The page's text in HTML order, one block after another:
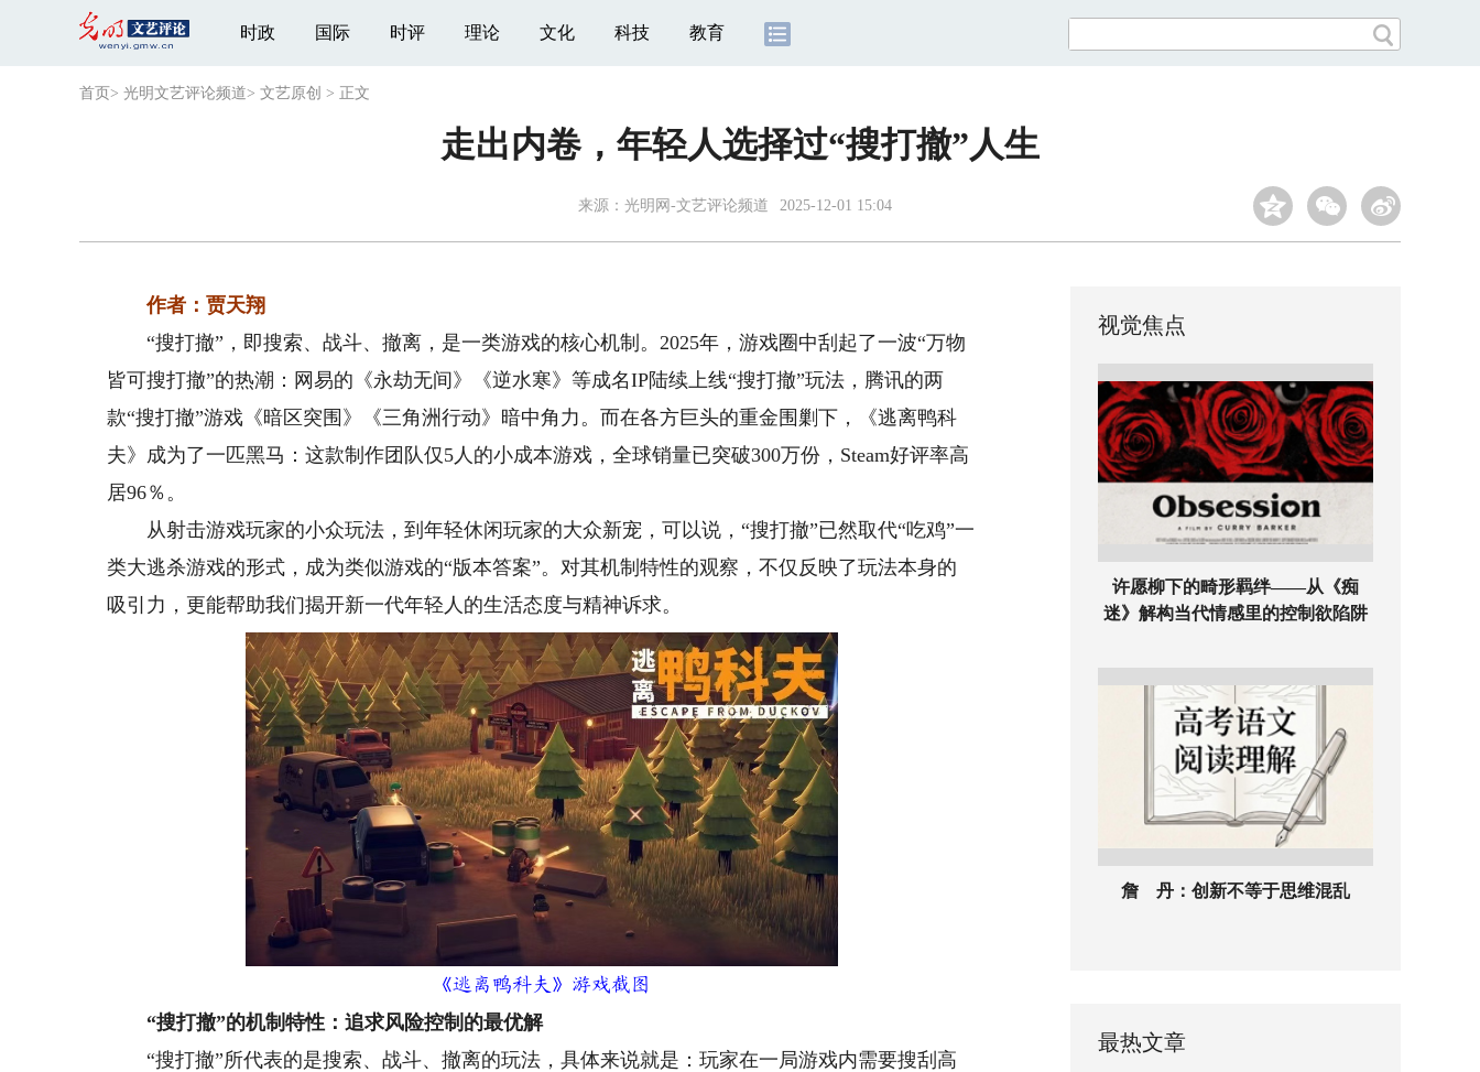
时政 国际 时评 理论 文化 科技 教育
首页 > 光明文艺评论频道> 文艺原创 > 正文
走出内卷，年轻人选择过“搜打撤”人生
来源： 光明网-文艺评论频道 2025-12-01 15:04
作者：贾天翔
“搜打撤”，即搜索、战斗、撤离，是一类游戏的核心机制。2025年，游戏圈中刮起了一波“万物
皆可搜打撤”的热潮：网易的《永劫无间》《逆水寒》等成名IP陆续上线“搜打撤”玩法，腾讯的两
款“搜打撤”游戏《暗区突围》《三角洲行动》暗中角力。而在各方巨头的重金围剿下，《逃离鸭科
夫》成为了一匹黑马：这款制作团队仅5人的小成本游戏，全球销量已突破300万份，Steam好评率高
居96％。
从射击游戏玩家的小众玩法，到年轻休闲玩家的大众新宠，可以说，“搜打撤”已然取代“吃鸡”一
类大逃杀游戏的形式，成为类似游戏的“版本答案”。对其机制特性的观察，不仅反映了玩法本身的
吸引力，更能帮助我们揭开新一代年轻人的生活态度与精神诉求。
《逃离鸭科夫》游戏截图
“搜打撤”的机制特性：追求风险控制的最优解
“搜打撤”所代表的是搜索、战斗、撤离的玩法，具体来说就是：玩家在一局游戏内需要搜刮高
视觉焦点
许愿柳下的畸形羁绊——从《痴
迷》解构当代情感里的控制欲陷阱
詹 丹：创新不等于思维混乱
最热文章